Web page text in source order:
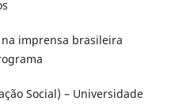
imprensa brasileira
Social) – Universidade